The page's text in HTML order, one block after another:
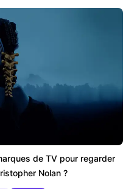
de TV pour regarder
Nolan ?